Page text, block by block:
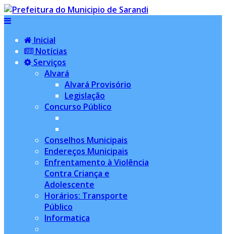
Inicial
Notícias
Serviços
Alvará
Alvará Provisório
Legislação
Concurso Público
Conselhos Municipais
Endereços Municipais
Enfrentamento à Violência
Contra Criança e
Adolescente
Horários: Transporte
Público
Informatica